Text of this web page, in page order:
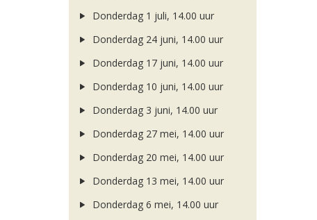
Donderdag 1 juli, 14.00 uur
Donderdag 24 juni, 14.00 uur
Donderdag 17 juni, 14.00 uur
Donderdag 10 juni, 14.00 uur
Donderdag 3 juni, 14.00 uur
Donderdag 27 mei, 14.00 uur
Donderdag 20 mei, 14.00 uur
Donderdag 13 mei, 14.00 uur
Donderdag 6 mei, 14.00 uur